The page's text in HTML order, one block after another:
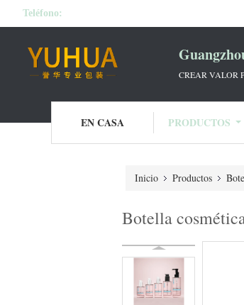
Teléfono:
CREAR VALOR
EN CASA PRODUCTOS
Inicio Productos
Botella